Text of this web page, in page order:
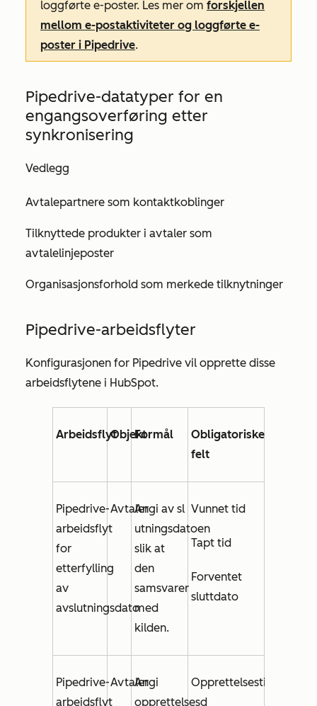
loggførte e-poster. Les mer om forskjellen
mellom e-postaktiviteter og loggførte e-
poster i Pipedrive.
Pipedrive-datatyper for en
engangsoverføring etter
synkronisering
Vedlegg
Avtalepartnere som kontaktkoblinger
Tilknyttede produkter i avtaler som
avtalelinjeposter
Organisasjonsforhold som merkede tilknytninger
Pipedrive-arbeidsflyter
Konfigurasjonen for Pipedrive vil opprette disse
arbeidsflytene i HubSpot.
ArbeidsflytObjektFormål
Obligatoriske
felt
Pipedrive-
arbeidsflyt
for
etterfylling
av
avslutningsdato
AvtalerAngi av sl
utningsdatoen
slik at
den
samsvarer
med
kilden.
Vunnet tid
Tapt tid
Forventet
sluttdato
Pipedrive-
arbeidsflyt
Avtaler
Angi
opprettelsesd
Opprettelsestid